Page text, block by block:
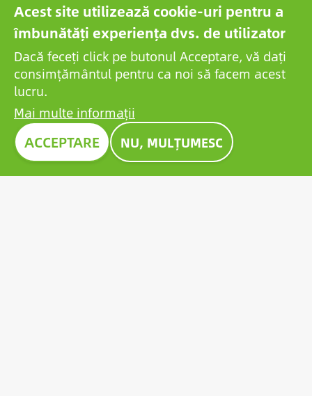
care selectează și clasifică companiile din peste un
milion de rapoarte de credit pentru a colecta companii
de încredere.
Imagine
Acest site utilizează cookie-uri pentru a
îmbunătăți experiența dvs. de utilizator
Dacă feceți click pe butonul Acceptare, vă dați
consimțământul pentru ca noi să facem acest
lucru.
Mai multe informații
ACCEPTARE NU, MULȚUMESC